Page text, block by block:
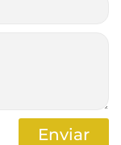
Enviar